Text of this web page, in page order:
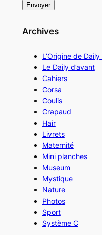
Archives
L’Origine de
Le Daily d’avant
Cahiers
Corsa
Coulis
Crapaud
Hair
Livrets
Maternité
Mini planches
Museum
Mystique
Nature
Photos
Sport
Système C